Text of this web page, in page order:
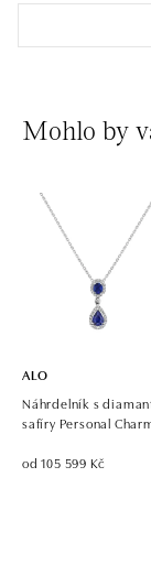
Mohlo by
ALO
Náhrdelník s
safíry Personal
od 105 599 Kč